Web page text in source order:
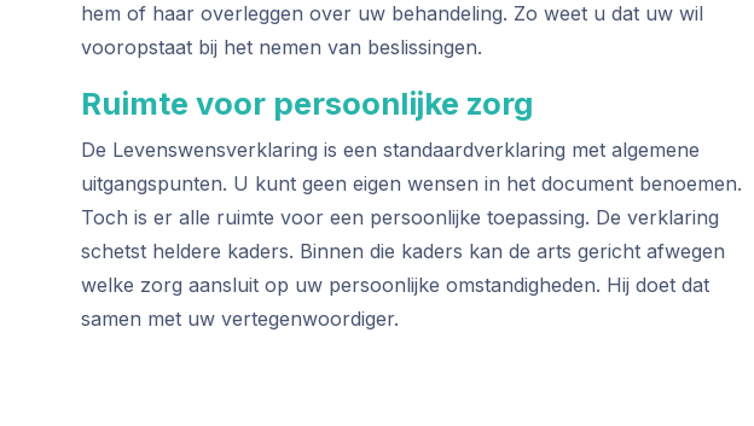
hem of haar overleggen over uw behandeling. Zo weet u dat uw wil
vooropstaat bij het nemen van beslissingen.
Ruimte voor persoonlijke zorg
De Levenswensverklaring is een standaardverklaring met algemene
uitgangspunten. U kunt geen eigen wensen in het document benoemen.
Toch is er alle ruimte voor een persoonlijke toepassing. De verklaring
schetst heldere kaders. Binnen die kaders kan de arts gericht afwegen
welke zorg aansluit op uw persoonlijke omstandigheden. Hij doet dat
samen met uw vertegenwoordiger.